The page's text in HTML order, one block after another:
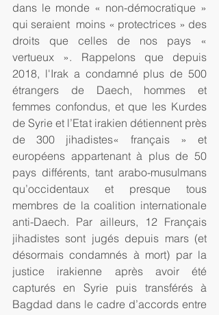
dans le monde « non-démocratique »
qui seraient  moins « protectrices » des
droits que celles de nos pays «
vertueux ». Rappelons que depuis
2018, l'Irak a condamné plus de 500
étrangers de Daech, hommes et
femmes confondus, et que les Kurdes
de Syrie et l’Etat irakien détiennent près
de 300 jihadistes« français » et
européens appartenant à plus de 50
pays différents, tant arabo-musulmans
qu’occidentaux et presque tous
membres de la coalition internationale
anti-Daech. Par ailleurs, 12 Français
jihadistes sont jugés depuis mars (et
désormais condamnés à mort) par la
justice irakienne après avoir été
capturés en Syrie puis transférés à
Bagdad dans le cadre d’accords entre